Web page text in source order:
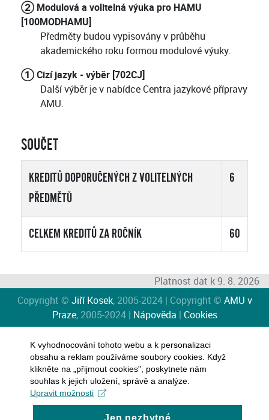
② Modulová a volitelná výuka pro HAMU
[100MODHAMU]
Předměty budou vypisovány v průběhu
akademického roku formou modulové výuky.
① Cizí jazyk - výběr [702CJ]
Další výběr je v nabídce Centra jazykové přípravy
AMU.
SOUČET
KREDITŮ DOPORUČENÝCH Z VOLITELNÝCH
PŘEDMĚTŮ
6
CELKEM KREDITŮ ZA ROČNÍK 60
Platnost dat k 9. 8. 2026
Copyright © Jiří Kosek, 2005-2024 | Copyright © AMU v
Praze, 2005-2024 | Nápověda | Cookies
K vyhodnocování tohoto webu a k personalizaci
obsahu a reklam používáme soubory cookies. Když
klikněte na „přijmout cookies", poskytnete nám
souhlas k jejich uložení, správě a analýze.
Upravit možnosti
Jen nezbytné